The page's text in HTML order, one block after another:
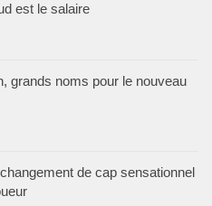
est le salaire
grands noms pour le nouveau
de cap sensationnel